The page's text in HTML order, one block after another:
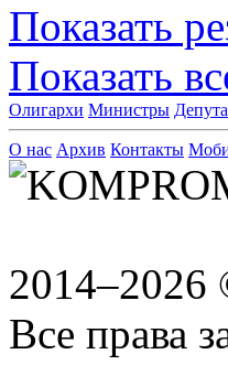
Показать
Показать
Олигархи Министры
О нас Архив Контакты
2014–2026
Все права